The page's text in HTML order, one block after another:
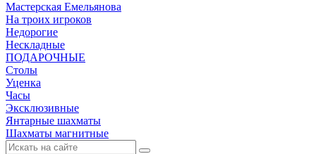
Мастерская Емельянова
На троих игроков
Недорогие
Нескладные
ПОДАРОЧНЫЕ
Столы
Уценка
Часы
Эксклюзивные
Янтарные шахматы
Шахматы магнитные